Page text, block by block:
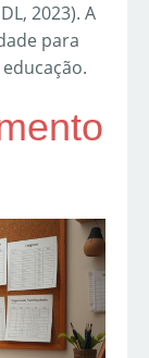
2023). A
para